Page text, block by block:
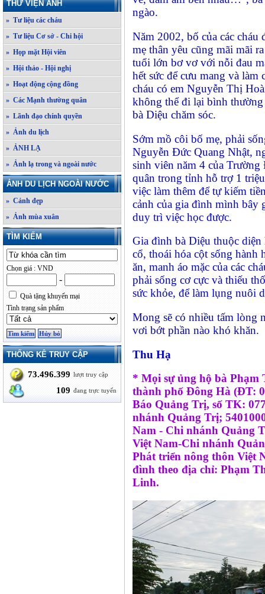
THƯ VIỆN ẢNH
» Tư liệu các cháu
» Tư liệu Cơ sở - Chi hội
» Họp mặt Hội viên
» Hội thảo - Hội nghị
» Hoạt động cộng đồng
» Các Mạnh thường quân
» Lãnh đạo chính quyền
» Ảnh du lịch
» ẢNH LẠ
» Ảnh lạ trong và ngoài nước
ẢNH DU LỊCH NGOÀI NƯỚC
» Cảnh đẹp
» Ảnh mùa xuân
TÌM KIẾM
Chọn giá : VND
-
Quà tặng khuyến mại
Tình trạng sản phẩm
THỐNG KÊ TRUY CẬP
73.496.399 lượt truy cập
109 đang trực tuyến
ngào.
Năm 2002, bố của các
mẹ thân yêu cũng mãi mãi
tuổi lớn bơ vơ với nỗi đau
hết sức để cưu mang và
cháu có em Nguyễn Thị
không thể đi lại bình
bà Diệu chăm sóc.
Sớm mồ côi bố mẹ, phải
Nguyễn Đức Quang Nhật,
sinh viên năm 4 của
quân trong tỉnh hỗ trợ 1
việc làm thêm để tự kiếm
cảnh của gia đình mình bây
duy trì việc học được.
Gia đình bà Diệu thuộc
cổ, thoái hóa cột sống hành
ăn, manh áo mặc của các
phải sống cơ cực và thiếu
sức khỏe, để làm lụng nuôi
Mong sẽ có nhiều tấm lòng
vơi bớt phần nào khó khăn.
Thu Hạ
* Mọi sự ủng hộ bà Phạm
thành phố Đông Hà (ĐT:
Báo Quảng Trị, số TK:
nhánh Quảng Trị;
Nam - Chi nhánh Quảng
Việt Nam-Chi nhánh
Phát triển nông thôn Việt
đình theo địa chỉ: Phạm
Linh.